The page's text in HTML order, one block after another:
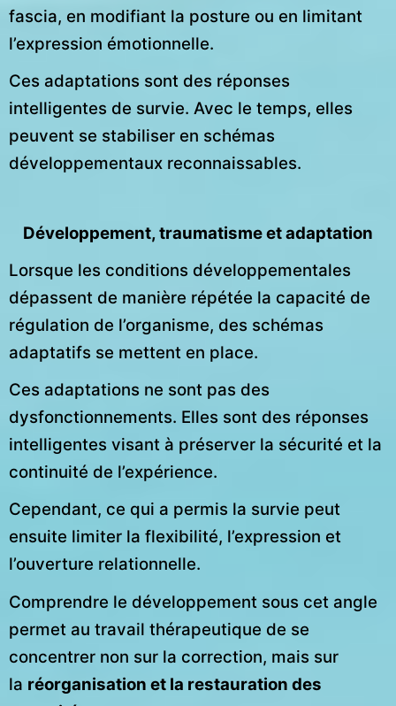
fascia, en modifiant la posture ou en limitant
l’expression émotionnelle.
Ces adaptations sont des réponses
intelligentes de survie. Avec le temps, elles
peuvent se stabiliser en schémas
développementaux reconnaissables.
Développement, traumatisme et adaptation
Lorsque les conditions développementales
dépassent de manière répétée la capacité de
régulation de l’organisme, des schémas
adaptatifs se mettent en place.
Ces adaptations ne sont pas des
dysfonctionnements. Elles sont des réponses
intelligentes visant à préserver la sécurité et la
continuité de l’expérience.
Cependant, ce qui a permis la survie peut
ensuite limiter la flexibilité, l’expression et
l’ouverture relationnelle.
Comprendre le développement sous cet angle
permet au travail thérapeutique de se
concentrer non sur la correction, mais sur
la réorganisation et la restauration des